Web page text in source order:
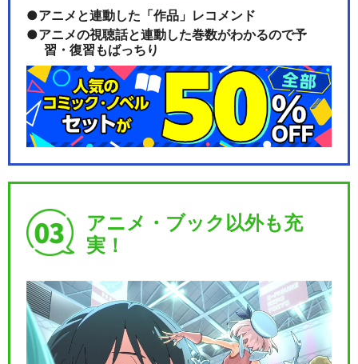
アニメと連動した「作品」レコメンド
アニメの視聴話と連動した巻数がわかるので予
習・復習もばっちり
アニメ・ブック以外も充
実！